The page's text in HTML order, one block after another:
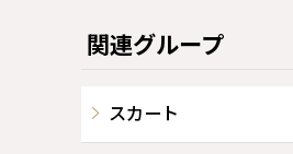
関連グループ
スカート